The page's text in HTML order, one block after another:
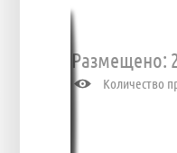
Размещено:
Количество